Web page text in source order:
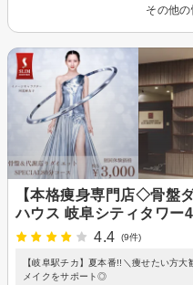
その他
【本格痩身専門店◇骨盤
ハウス 岐阜シティタワー
4.4
(9件)
【岐阜駅チカ】夏本番!!＼痩せたい方
メイクをサポート◎